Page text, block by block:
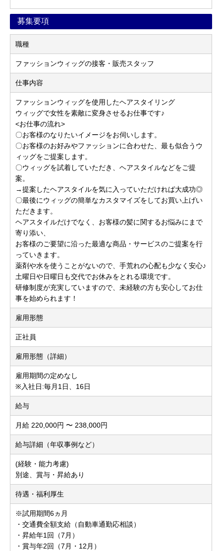
募集要項
職種
ファッションウィッグの接客・販売スタッフ
仕事内容
ファッションウィッグを使用したヘアスタイリング
ウィッグで女性を素敵に変身させるお仕事です♪
<お仕事の流れ>
〇お客様のなりたいイメージをお伺いします。
〇お客様のお好みやファッションに合わせた、最も似合うウ
ィッグをご提案します。
〇ウィッグを試着していただき、ヘアスタイルなどをご提
案。
→提案したヘアスタイルを気に入っていただければ大成功◎
〇最後にウィッグの簡単なカスタマイズをしてお買い上げい
ただきます。
ヘアスタイルだけでなく、お客様の髪に関するお悩みにまで
寄り添い、
お客様のご要望に沿った最適な商品・サービスのご提案を行
っていきます。
薬剤や水を使うことがないので、手荒れの心配も少なく安心♪
土曜日や日曜日も交代でお休みをとれる環境です。
研修制度が充実していますので、未経験の方も安心してお仕
事を始められます！
雇用形態
正社員
雇用形態（詳細）
雇用期間の定めなし
※入社日:毎月1日、16日
給与
月給 220,000円 〜 238,000円
給与詳細（年収事例など）
(経験・能力考慮)
別途、賞与・昇給あり
待遇・福利厚生
※試用期間6ヵ月
・交通費全額支給（自動車通勤応相談）
・昇給年1回（7月）
・賞与年2回（7月・12月）